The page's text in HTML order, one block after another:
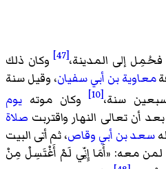
فحُمِل إلى المدينة،[47]
وكان ذلك
معاوية بن أبي سفيان، وقيل سنة
سنة،[10] وكان موته يوم
بعد أن تعالى النهار واقتربت صلاة
سعد بن أبي وقاص، ثم أتى البيت
لمن معه: «أَمَا إِنِّي لَمْ أَغْتَسِلْ مِنْ